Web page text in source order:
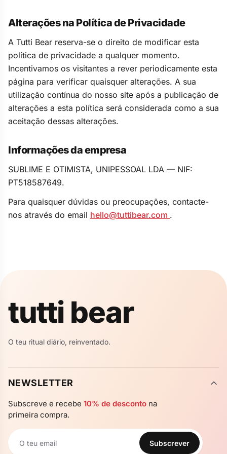
Alterações na Política de Privacidade
A Tutti Bear reserva-se o direito de modificar esta
política de privacidade a qualquer momento.
Incentivamos os visitantes a rever periodicamente esta
página para verificar quaisquer alterações. A sua
utilização contínua do nosso site após a publicação de
alterações a esta política será considerada como a sua
aceitação dessas alterações.
Informações da empresa
SUBLIME E OTIMISTA, UNIPESSOAL LDA — NIF:
PT518587649.
Para quaisquer dúvidas ou preocupações, contacte-
nos através do email hello@tuttibear.com .
tutti bear
O teu ritual diário, reinventado.
NEWSLETTER
Subscreve e recebe 10% de desconto na
primeira compra.
Newsletter
Subscrever